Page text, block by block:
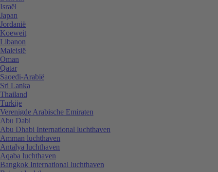
Israël
Japan
Jordanië
Koeweit
Libanon
Maleisië
Oman
Qatar
Saoedi-Arabië
Sri Lanka
Thailand
Turkije
Verenigde Arabische Emiraten
Abu Dabi
Abu Dhabi International luchthaven
Amman luchthaven
Antalya luchthaven
Aqaba luchthaven
Bangkok International luchthaven